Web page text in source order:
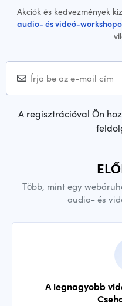
Akciók és kedvezmények
audio- és videó-
A regisztrációval Ön
Több, mint egy
audio- és
A legnagyobb